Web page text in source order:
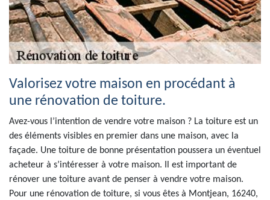
Valorisez votre maison en procédant à
une rénovation de toiture.
Avez-vous l’intention de vendre votre maison ? La toiture est un
des éléments visibles en premier dans une maison, avec la
façade. Une toiture de bonne présentation poussera un éventuel
acheteur à s’intéresser à votre maison. Il est important de
rénover une toiture avant de penser à vendre votre maison.
Pour une rénovation de toiture, si vous êtes à Montjean, 16240,